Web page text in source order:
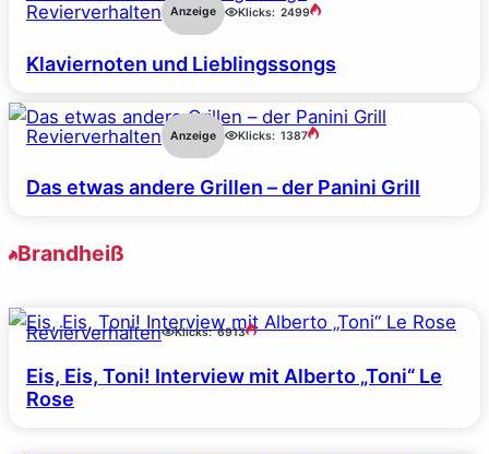
Revierverhalten Anzeige Klicks: 2499
Klaviernoten und Lieblingssongs
Revierverhalten Anzeige Klicks: 1387
Das etwas andere Grillen – der Panini Grill
Brandheiß
Revierverhalten Klicks: 6913
Eis, Eis, Toni! Interview mit Alberto „Toni“ Le
Rose